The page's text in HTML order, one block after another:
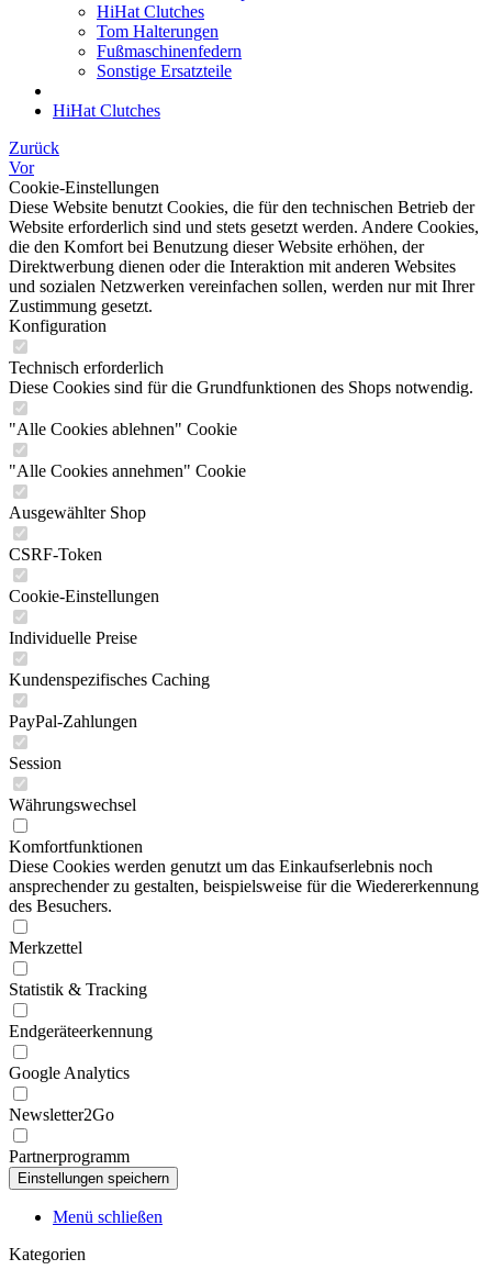
HiHat Clutches
Tom Halterungen
Fußmaschinenfedern
Sonstige Ersatzteile
HiHat Clutches
Zurück
Vor
Cookie-Einstellungen
Diese Website benutzt Cookies, die für den technischen Betrieb der
Website erforderlich sind und stets gesetzt werden. Andere Cookies,
die den Komfort bei Benutzung dieser Website erhöhen, der
Direktwerbung dienen oder die Interaktion mit anderen Websites
und sozialen Netzwerken vereinfachen sollen, werden nur mit Ihrer
Zustimmung gesetzt.
Konfiguration
Technisch erforderlich
Diese Cookies sind für die Grundfunktionen des Shops notwendig.
"Alle Cookies ablehnen" Cookie
"Alle Cookies annehmen" Cookie
Ausgewählter Shop
CSRF-Token
Cookie-Einstellungen
Individuelle Preise
Kundenspezifisches Caching
PayPal-Zahlungen
Session
Währungswechsel
Komfortfunktionen
Diese Cookies werden genutzt um das Einkaufserlebnis noch
ansprechender zu gestalten, beispielsweise für die Wiedererkennung
des Besuchers.
Merkzettel
Statistik & Tracking
Endgeräteerkennung
Google Analytics
Newsletter2Go
Partnerprogramm
Menü schließen
Kategorien